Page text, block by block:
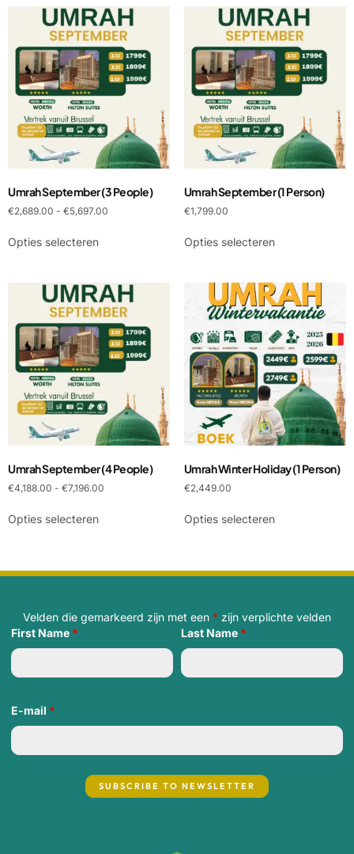
Umrah September (3 People)
€2,689.00 - €5,697.00
Opties selecteren
Umrah September (1 Person)
€1,799.00
Opties selecteren
Umrah September (4 People)
€4,188.00 - €7,196.00
Opties selecteren
Umrah Winter Holiday (1 Person)
€2,449.00
Opties selecteren
Velden die gemarkeerd zijn met een * zijn verplichte velden
First Name * Last Name *
E-mail *